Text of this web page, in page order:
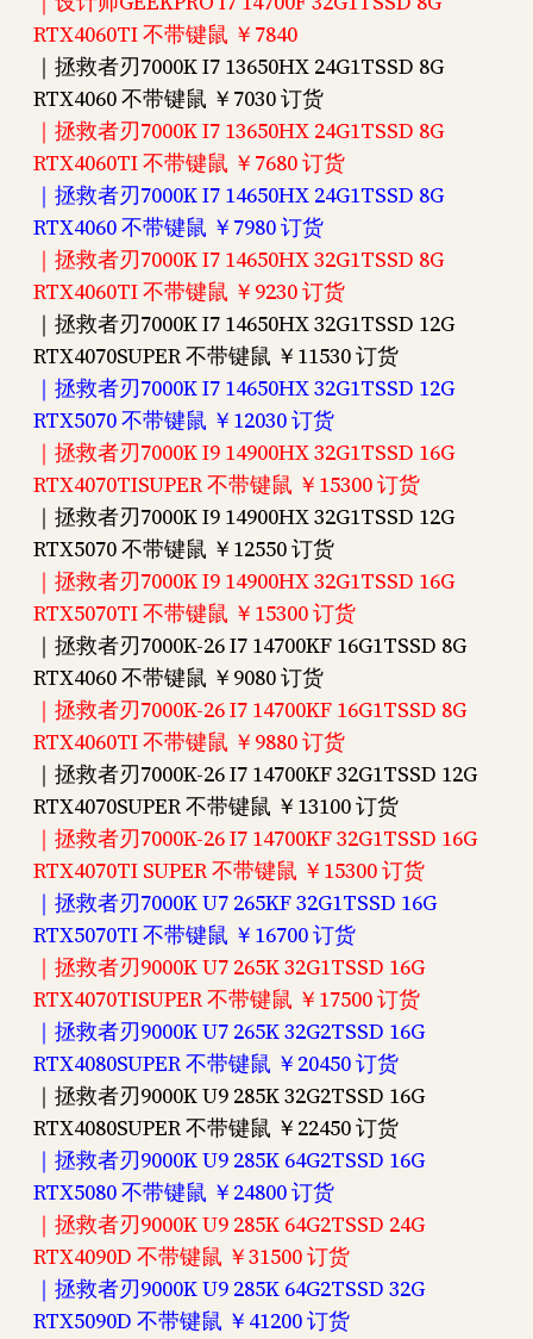
RTX4060TI 不带键鼠 ￥7840
｜拯救者刃7000K I7 13650HX 24G1TSSD 8G
RTX4060 不带键鼠 ￥7030 订货
｜拯救者刃7000K I7 13650HX 24G1TSSD 8G
RTX4060TI 不带键鼠 ￥7680 订货
｜拯救者刃7000K I7 14650HX 24G1TSSD 8G
RTX4060 不带键鼠 ￥7980 订货
｜拯救者刃7000K I7 14650HX 32G1TSSD 8G
RTX4060TI 不带键鼠 ￥9230 订货
｜拯救者刃7000K I7 14650HX 32G1TSSD 12G
RTX4070SUPER 不带键鼠 ￥11530 订货
｜拯救者刃7000K I7 14650HX 32G1TSSD 12G
RTX5070 不带键鼠 ￥12030 订货
｜拯救者刃7000K I9 14900HX 32G1TSSD 16G
RTX4070TISUPER 不带键鼠 ￥15300 订货
｜拯救者刃7000K I9 14900HX 32G1TSSD 12G
RTX5070 不带键鼠 ￥12550 订货
｜拯救者刃7000K I9 14900HX 32G1TSSD 16G
RTX5070TI 不带键鼠 ￥15300 订货
｜拯救者刃7000K-26 I7 14700KF 16G1TSSD 8G
RTX4060 不带键鼠 ￥9080 订货
｜拯救者刃7000K-26 I7 14700KF 16G1TSSD 8G
RTX4060TI 不带键鼠 ￥9880 订货
｜拯救者刃7000K-26 I7 14700KF 32G1TSSD 12G
RTX4070SUPER 不带键鼠 ￥13100 订货
｜拯救者刃7000K-26 I7 14700KF 32G1TSSD 16G
RTX4070TI SUPER 不带键鼠 ￥15300 订货
｜拯救者刃7000K U7 265KF 32G1TSSD 16G
RTX5070TI 不带键鼠 ￥16700 订货
｜拯救者刃9000K U7 265K 32G1TSSD 16G
RTX4070TISUPER 不带键鼠 ￥17500 订货
｜拯救者刃9000K U7 265K 32G2TSSD 16G
RTX4080SUPER 不带键鼠 ￥20450 订货
｜拯救者刃9000K U9 285K 32G2TSSD 16G
RTX4080SUPER 不带键鼠 ￥22450 订货
｜拯救者刃9000K U9 285K 64G2TSSD 16G
RTX5080 不带键鼠 ￥24800 订货
｜拯救者刃9000K U9 285K 64G2TSSD 24G
RTX4090D 不带键鼠 ￥31500 订货
｜拯救者刃9000K U9 285K 64G2TSSD 32G
RTX5090D 不带键鼠 ￥41200 订货